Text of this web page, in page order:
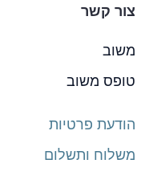
צור קשר
משוב
טופס משוב
הודעת פרטיות
משלוח ותשלום